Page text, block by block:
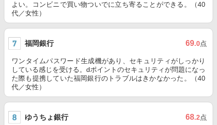
よい。コンビニで買い物ついでに立ち寄ることができる。（40
代／女性）
福岡銀行 69.0点
ワンタイムパスワード生成機があり、セキュリティがしっかり
している感じを受ける。dポイントのセキュリティが問題になっ
た際も提携していた福岡銀行のトラブルはきかなかった。（40
代／女性）
ゆうちょ銀行 68.2点